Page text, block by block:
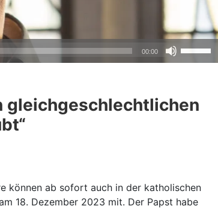
00:00
die
gleichgeschlechtlichen
können ab sofort auch in der katholischen
18. Dezember 2023 mit. Der Papst habe